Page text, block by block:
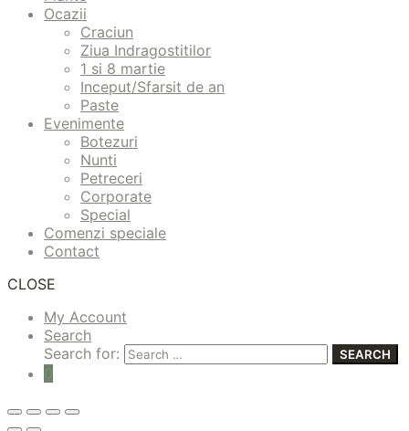
Ocazii
Craciun
Ziua Indragostitilor
1 si 8 martie
Inceput/Sfarsit de an
Paste
Evenimente
Botezuri
Nunti
Petreceri
Corporate
Special
Comenzi speciale
Contact
CLOSE
My Account
Search
Search for:
SEARCH
0